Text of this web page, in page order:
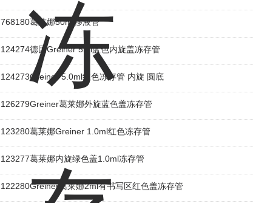
768180葛莱娜50ml移液管
124274德国Greiner 5ml蓝色内旋盖冻存管
124273Greiner 5.0ml红色冻存管 内旋 圆底
126279Greiner葛莱娜外旋蓝色盖冻存管
123280葛莱娜Greiner 1.0ml红色冻存管
123277葛莱娜内旋绿色盖1.0ml冻存管
122280Greiner葛莱娜2ml有书写区红色盖冻存管